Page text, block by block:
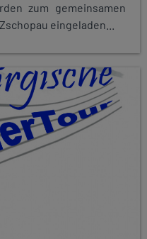
zum gemeinsamen
eingeladen...